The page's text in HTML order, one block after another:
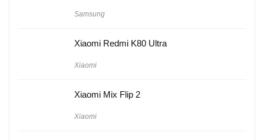
Samsung
Xiaomi Redmi K80 Ultra
Xiaomi
Xiaomi Mix Flip 2
Xiaomi